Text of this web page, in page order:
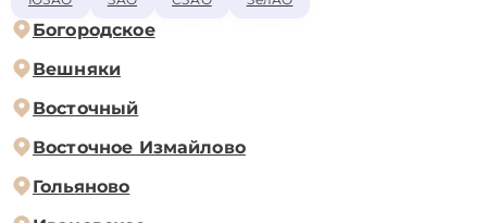
Богородское
Вешняки
Восточный
Восточное Измайлово
Гольяново